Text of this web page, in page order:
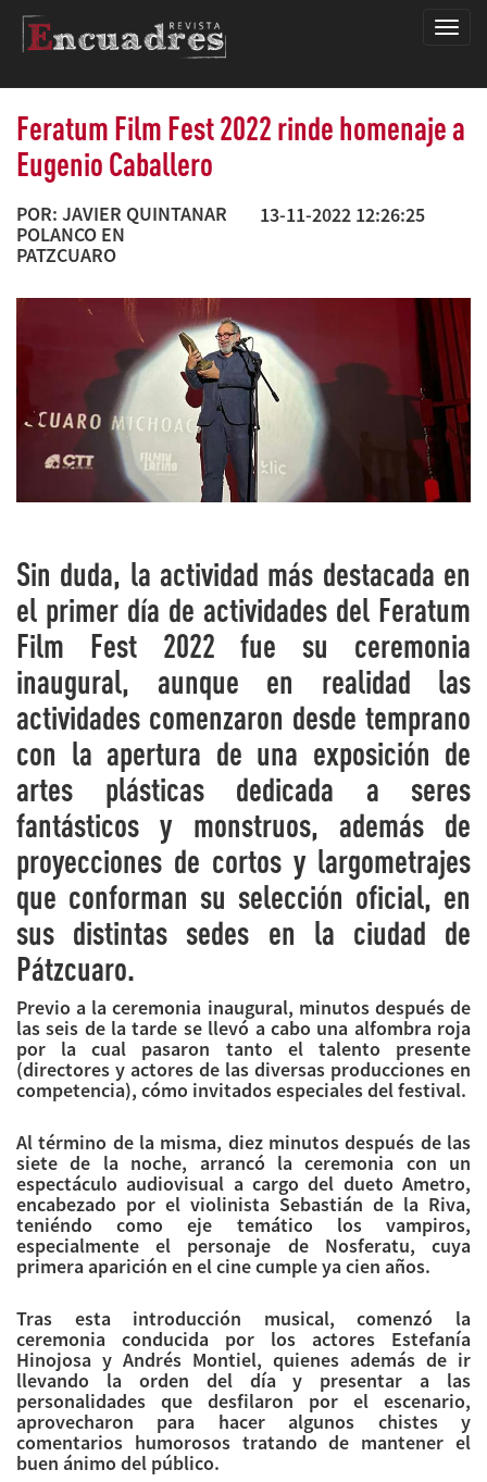
Feratum Film Fest 2022 rinde homenaje a
Eugenio Caballero
POR: JAVIER QUINTANAR
POLANCO EN
PATZCUARO
13-11-2022 12:26:25
Sin duda, la actividad más destacada en
el primer día de actividades del Feratum
Film Fest 2022 fue su ceremonia
inaugural, aunque en realidad las
actividades comenzaron desde temprano
con la apertura de una exposición de
artes plásticas dedicada a seres
fantásticos y monstruos, además de
proyecciones de cortos y largometrajes
que conforman su selección oficial, en
sus distintas sedes en la ciudad de
Pátzcuaro.
Previo a la ceremonia inaugural, minutos después de
las seis de la tarde se llevó a cabo una alfombra roja
por la cual pasaron tanto el talento presente
(directores y actores de las diversas producciones en
competencia), cómo invitados especiales del festival.
Al término de la misma, diez minutos después de las
siete de la noche, arrancó la ceremonia con un
espectáculo audiovisual a cargo del dueto Ametro,
encabezado por el violinista Sebastián de la Riva,
teniéndo como eje temático los vampiros,
especialmente el personaje de Nosferatu, cuya
primera aparición en el cine cumple ya cien años.
Tras esta introducción musical, comenzó la
ceremonia conducida por los actores Estefanía
Hinojosa y Andrés Montiel, quienes además de ir
llevando la orden del día y presentar a las
personalidades que desfilaron por el escenario,
aprovecharon para hacer algunos chistes y
comentarios humorosos tratando de mantener el
buen ánimo del público.